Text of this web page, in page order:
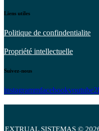
Liens utiles
Politique de confindentialite
Propriété intellectuelle
Suivez-nous
instagrammfacebookyoutube2
EXTRUAL SISTEMAS ©